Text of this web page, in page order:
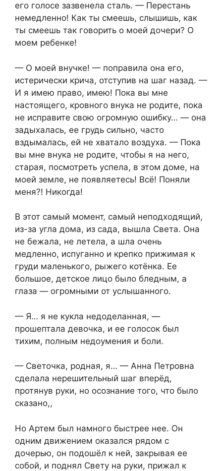
его голосе зазвенела сталь. — Перестань
немедленно! Как ты смеешь, слышишь, как
ты смеешь так говорить о моей дочери? О
моем ребенке!
— О моей внучке! — поправила она его,
истерически крича, отступив на шаг назад. —
И я имею право, имею! Пока вы мне
настоящего, кровного внука не родите, пока
не исправите свою огромную ошибку… — она
задыхалась, ее грудь сильно, часто
вздымалась, ей не хватало воздуха. — Пока
вы мне внука не родите, чтобы я на него,
старая, посмотреть успела, в этом доме, на
моей земле, не появляетесь! Всё! Поняли
меня?! Никогда!
В этот самый момент, самый неподходящий,
из-за угла дома, из сада, вышла Света. Она
не бежала, не летела, а шла очень
медленно, испуганно и крепко прижимая к
груди маленького, рыжего котёнка. Ее
большое, детское лицо было бледным, а
глаза — огромными от услышанного.
— Я… я не кукла недоделанная, —
прошептала девочка, и ее голосок был
тихим, полным недоумения и боли.
— Светочка, родная, я… — Анна Петровна
сделала нерешительный шаг вперёд,
протянув руки, но осознание того, что было
сказано,,
Но Артем был намного быстрее нее. Он
одним движением оказался рядом с
дочерью, он подошёл к ней, закрывая ее
собой, и поднял Свету на руки, прижал к